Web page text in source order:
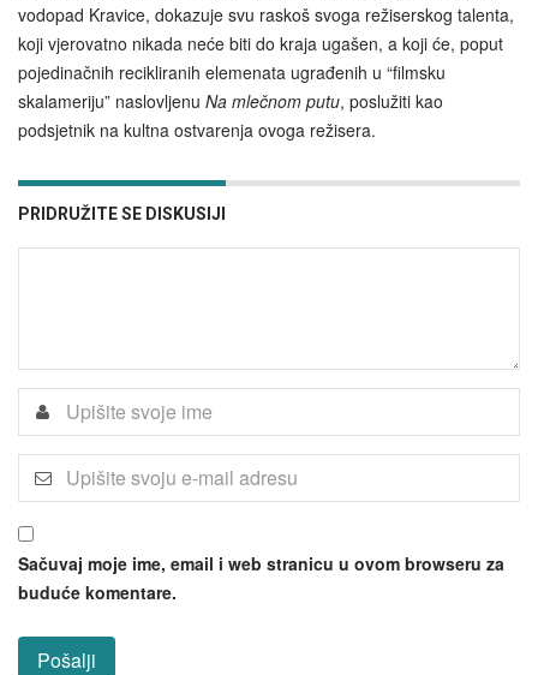
vodopad Kravice, dokazuje svu raskoš svoga režiserskog talenta,
koji vjerovatno nikada neće biti do kraja ugašen, a koji će, poput
pojedinačnih recikliranih elemenata ugrađenih u “filmsku
skalameriju” naslovljenu Na mlečnom putu, poslužiti kao
podsjetnik na kultna ostvarenja ovoga režisera.
PRIDRUŽITE SE DISKUSIJI
Sačuvaj moje ime, email i web stranicu u ovom browseru za
buduće komentare.